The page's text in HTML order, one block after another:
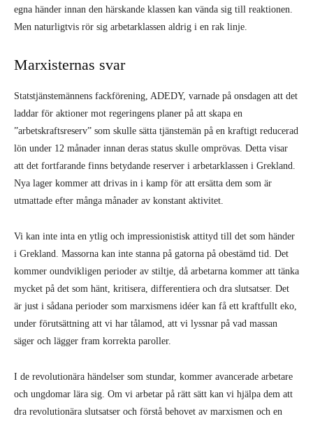
egna händer innan den härskande klassen kan vända sig till reaktionen.
Men naturligtvis rör sig arbetarklassen aldrig i en rak linje.
Marxisternas svar
Statstjänstemännens fackförening, ADEDY, varnade på onsdagen att det
laddar för aktioner mot regeringens planer på att skapa en
”arbetskraftsreserv” som skulle sätta tjänstemän på en kraftigt reducerad
lön under 12 månader innan deras status skulle omprövas. Detta visar
att det fortfarande finns betydande reserver i arbetarklassen i Grekland.
Nya lager kommer att drivas in i kamp för att ersätta dem som är
utmattade efter många månader av konstant aktivitet.
Vi kan inte inta en ytlig och impressionistisk attityd till det som händer
i Grekland. Massorna kan inte stanna på gatorna på obestämd tid. Det
kommer oundvikligen perioder av stiltje, då arbetarna kommer att tänka
mycket på det som hänt, kritisera, differentiera och dra slutsatser. Det
är just i sådana perioder som marxismens idéer kan få ett kraftfullt eko,
under förutsättning att vi har tålamod, att vi lyssnar på vad massan
säger och lägger fram korrekta paroller.
I de revolutionära händelser som stundar, kommer avancerade arbetare
och ungdomar lära sig. Om vi arbetar på rätt sätt kan vi hjälpa dem att
dra revolutionära slutsatser och förstå behovet av marxismen och en